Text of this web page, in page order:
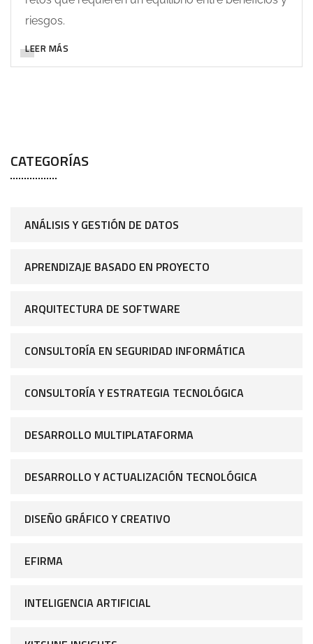
riesgos.
LEER MÁS
CATEGORÍAS
ANÁLISIS Y GESTIÓN DE DATOS
APRENDIZAJE BASADO EN PROYECTO
ARQUITECTURA DE SOFTWARE
CONSULTORÍA EN SEGURIDAD INFORMÁTICA
CONSULTORÍA Y ESTRATEGIA TECNOLÓGICA
DESARROLLO MULTIPLATAFORMA
DESARROLLO Y ACTUALIZACIÓN TECNOLÓGICA
DISEÑO GRÁFICO Y CREATIVO
EFIRMA
INTELIGENCIA ARTIFICIAL